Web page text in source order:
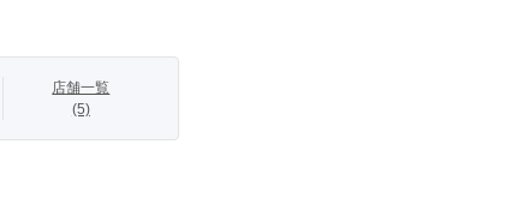
店舗一覧
(5)